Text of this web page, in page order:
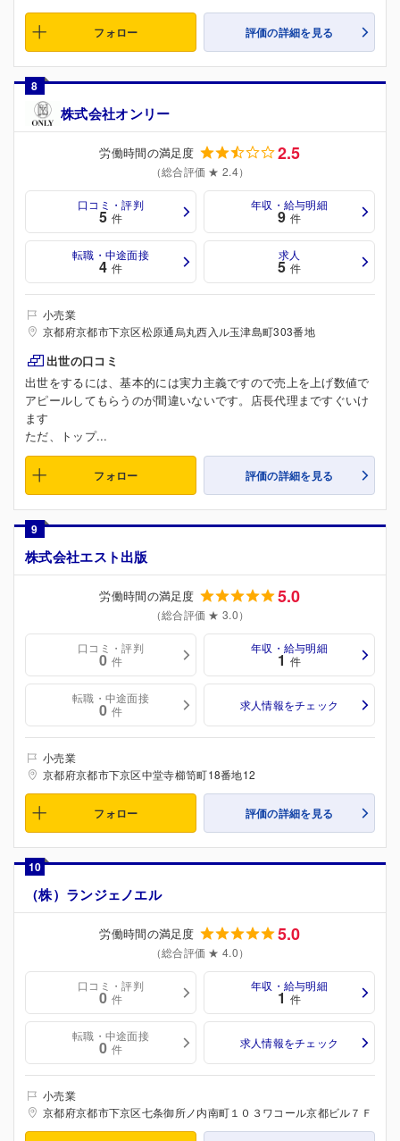
フォロー 評価の詳細を見る
8
株式会社オンリー
労働時間の満足度 2.5
（総合評価 ★ 2.4）
口コミ・評判
5 件
年収・給与明細
9 件
転職・中途面接
4 件
求人
5 件
小売業
京都府京都市下京区松原通烏丸西入ル玉津島町303番地
出世の口コミ
出世をするには、基本的には実力主義ですので売上を上げ数値で
アピールしてもらうのが間違いないです。店長代理まですぐいけ
ます
ただ、トップ...
フォロー 評価の詳細を見る
9
株式会社エスト出版
労働時間の満足度 5.0
（総合評価 ★ 3.0）
口コミ・評判
0 件
年収・給与明細
1 件
転職・中途面接
0 件 求人情報をチェック
小売業
京都府京都市下京区中堂寺櫛笥町18番地12
フォロー 評価の詳細を見る
10
（株）ランジェノエル
労働時間の満足度 5.0
（総合評価 ★ 4.0）
口コミ・評判
0 件
年収・給与明細
1 件
転職・中途面接
0 件 求人情報をチェック
小売業
京都府京都市下京区七条御所ノ内南町１０３ワコール京都ビル７Ｆ